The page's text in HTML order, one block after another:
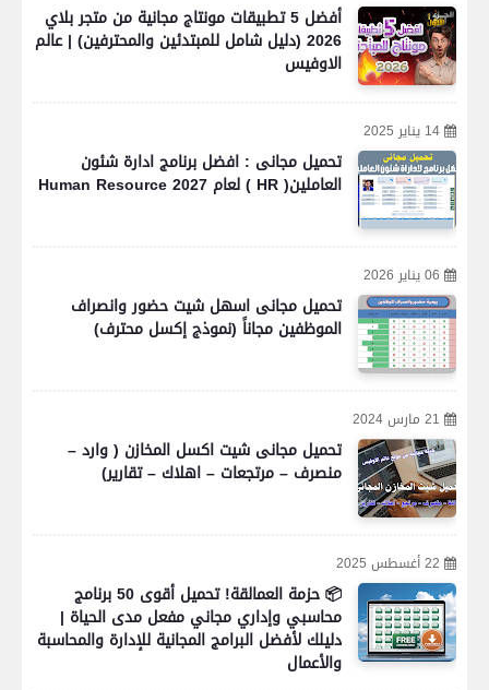
أفضل 5 تطبيقات مونتاج مجانية من متجر بلاي
2026 (دليل شامل للمبتدئين والمحترفين) | عالم
الاوفيس
14 يناير 2025
تحميل مجانى : افضل برنامج ادارة شئون
العاملين( HR ) لعام 2027 Human Resource
06 يناير 2026
تحميل مجانى اسهل شيت حضور وانصراف
الموظفين مجاناً (نموذج إكسل محترف)
21 مارس 2024
تحميل مجانى شيت اكسل المخازن ( وارد –
منصرف – مرتجعات – اهلاك – تقارير)
22 أغسطس 2025
📦 حزمة العمالقة! تحميل أقوى 50 برنامج
محاسبي وإداري مجاني مفعل مدى الحياة |
دليلك لأفضل البرامج المجانية للإدارة والمحاسبة
والأعمال